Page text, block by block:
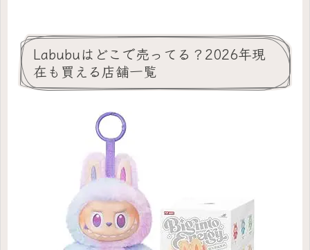
Labubuはどこで売ってる？2026年現
在も買える店舗一覧